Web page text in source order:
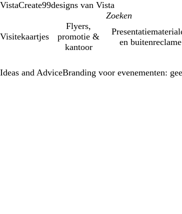
VistaCreate99designs van Vista
Visitekaartjes
Flyers,
promotie &
kantoor
en buitenreclame
Ideas and AdviceBranding voor evenementen: